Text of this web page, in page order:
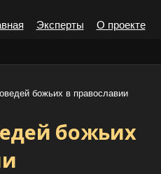
Эксперты О проекте
й
и
божьих в православии
божьих